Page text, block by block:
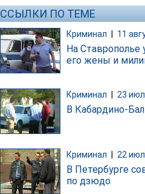
ССЫЛКИ ПО ТЕМЕ
Криминал 11
На Ставрополье
его жены и
Криминал 23
В Кабардино-
Криминал 22
В Петербурге
по дзюдо